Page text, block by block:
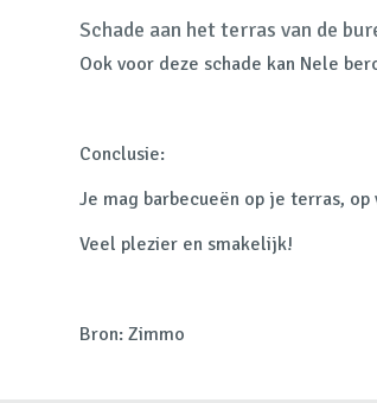
Schade aan het terras van de
Ook voor deze schade kan Nele
Conclusie:
Je mag barbecueën op je terras,
Veel plezier en smakelijk!
Bron: Zimmo